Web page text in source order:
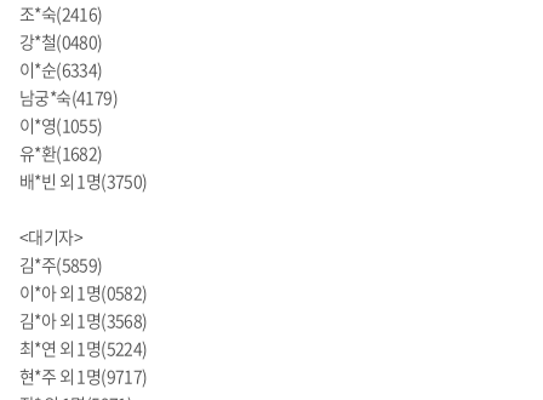
조*숙(2416)
강*철(0480)
이*순(6334)
남궁*숙(4179)
이*영(1055)
유*환(1682)
배*빈 외 1명(3750)
<대기자>
김*주(5859)
이*아 외 1명(0582)
김*아 외 1명(3568)
최*연 외 1명(5224)
현*주 외 1명(9717)